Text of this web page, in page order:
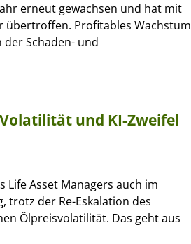
erneut gewachsen und hat mit
übertroffen. Profitables Wachstum
Schaden- und
und KI-Zweifel
Life Asset Managers auch im
trotz der Re-Eskalation des
Ölpreisvolatilität. Das geht aus